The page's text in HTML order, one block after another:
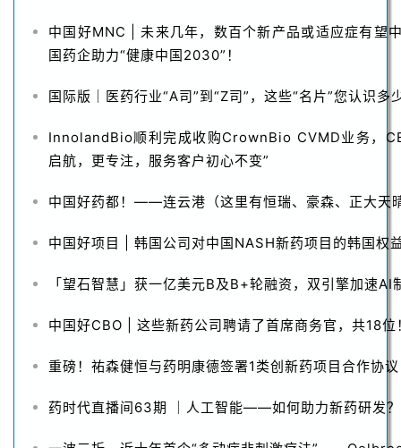
中国好MNC | 未来几年，数百个新产品或适应症有
国药企助力“健康中国2030”！
国际版｜医药行业“A司”到“Z司”，这些“名片”您认识多
InnolandBio顺利完成收购CrownBio CVMD业务，
启航，更专注，服务客户初心不变”
中国好药都！——连云港（这里有恒瑞、豪森、正大天
中国好项目 | 韩国公司对中国NASH新药项目的韩国权
「望石智慧」获一亿美元B及B+轮融资，双引擎加速AI
中国好CBO | 这些新药公司聘请了首席商务官，共18位
重磅！祐森健恒与药明康德签署1类创新药项目合作协议
药时代直播间63期 ｜人工智能——如何助力新药研发？